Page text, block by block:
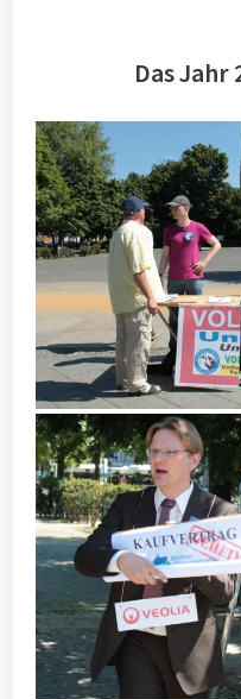
Das Jahr